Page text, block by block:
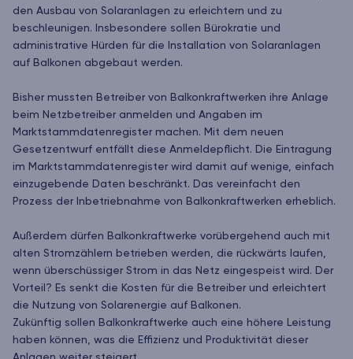
den Ausbau von Solaranlagen zu erleichtern und zu
beschleunigen. Insbesondere sollen Bürokratie und
administrative Hürden für die Installation von Solaranlagen
auf Balkonen abgebaut werden.
Bisher mussten Betreiber von Balkonkraftwerken ihre Anlage
beim Netzbetreiber anmelden und Angaben im
Marktstammdatenregister machen. Mit dem neuen
Gesetzentwurf entfällt diese Anmeldepflicht. Die Eintragung
im Marktstammdatenregister wird damit auf wenige, einfach
einzugebende Daten beschränkt. Das vereinfacht den
Prozess der Inbetriebnahme von Balkonkraftwerken erheblich.
Außerdem dürfen Balkonkraftwerke vorübergehend auch mit
alten Stromzählern betrieben werden, die rückwärts laufen,
wenn überschüssiger Strom in das Netz eingespeist wird. Der
Vorteil? Es senkt die Kosten für die Betreiber und erleichtert
die Nutzung von Solarenergie auf Balkonen.
Zukünftig sollen Balkonkraftwerke auch eine höhere Leistung
haben können, was die Effizienz und Produktivität dieser